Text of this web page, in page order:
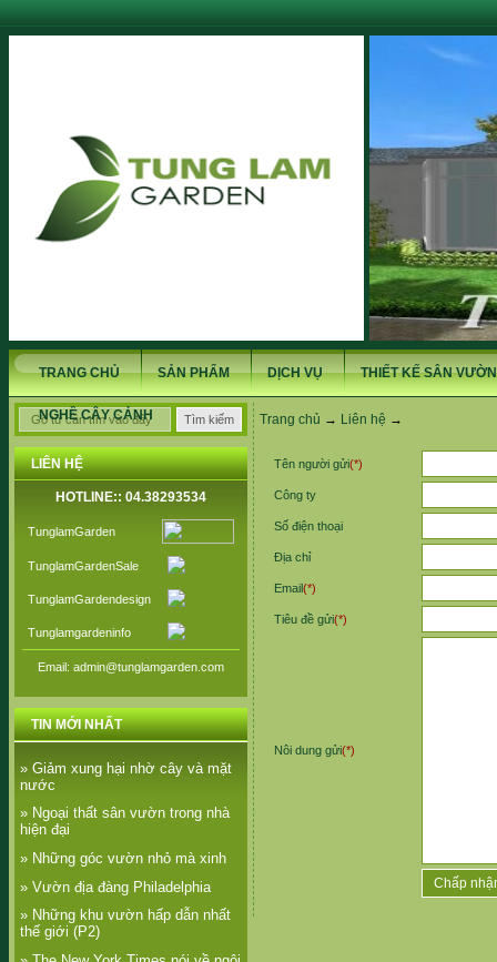
TRANG CHỦ SẢN PHẨM DỊCH VỤ THIẾT KẾ SÂN VƯỜN
NGHỀ CÂY CẢNH
LIÊN HỆ
HOTLINE:: 04.38293534
TunglamGarden
TunglamGardenSale
TunglamGardendesign
Tunglamgardeninfo
Email: admin@tunglamgarden.com
TIN MỚI NHẤT
» Giảm xung hại nhờ cây và mặt
nước
» Ngoại thất sân vườn trong nhà
hiện đại
» Những góc vườn nhỏ mà xinh
» Vườn địa đàng Philadelphia
» Những khu vườn hấp dẫn nhất
thế giới (P2)
Trang chủ → Liên hệ →
Tên người gửi(*)
Công ty
Số điện thoại
Địa chỉ
Email(*)
Tiêu đề gửi(*)
Nôi dung gửi(*)